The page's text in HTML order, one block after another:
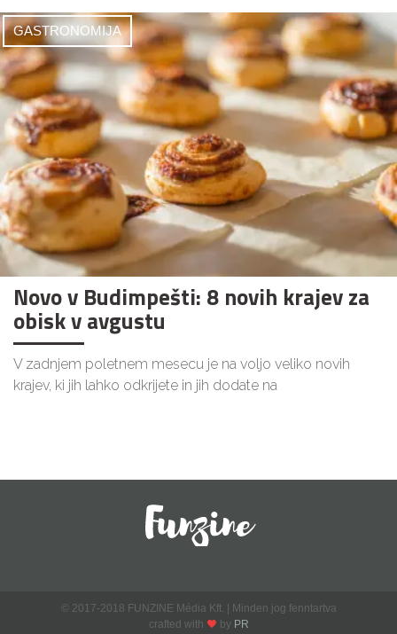
GASTRONOMIJA
Novo v Budimpešti: 8 novih krajev za
obisk v avgustu
V zadnjem poletnem mesecu je na voljo veliko novih
krajev, ki jih lahko odkrijete in jih dodate na
© 2017-2018 FUNZINE Média Kft. | Minden jog fenntartva
crafted with
by PR